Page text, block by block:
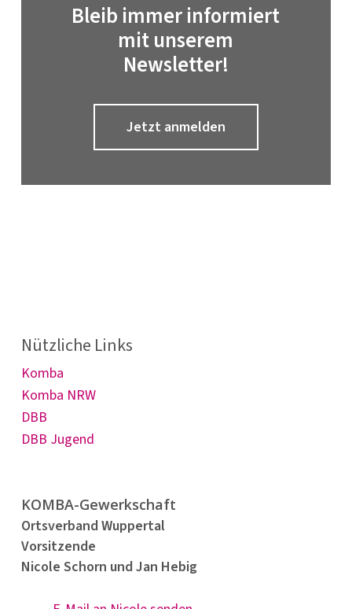
Bleib immer informiert
mit unserem
Newsletter!
Jetzt anmelden
Nützliche Links
Komba
Komba NRW
DBB
DBB Jugend
KOMBA-Gewerkschaft
Ortsverband Wuppertal
Vorsitzende
Nicole Schorn und Jan Hebig